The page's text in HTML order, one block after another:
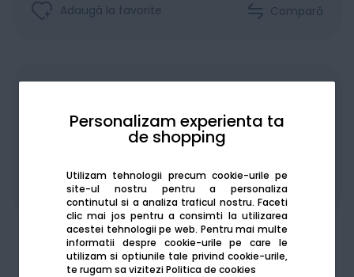
Personalizam experienta ta
de shopping
Utilizam tehnologii precum cookie-urile pe
site-ul nostru pentru a personaliza
continutul si a analiza traficul nostru. Faceti
clic mai jos pentru a consimti la utilizarea
acestei tehnologii pe web. Pentru mai multe
informatii despre cookie-urile pe care le
utilizam si optiunile tale privind cookie-urile,
te rugam sa viziteziPolitica de cookies
Adaugă la favorite Compară
De la: 1395.29Lei / lună Vezi detalii